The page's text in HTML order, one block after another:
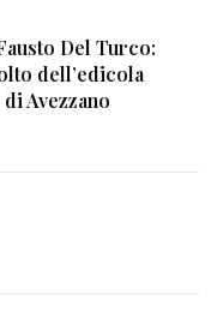
Del Turco:
dell’edicola
Avezzano